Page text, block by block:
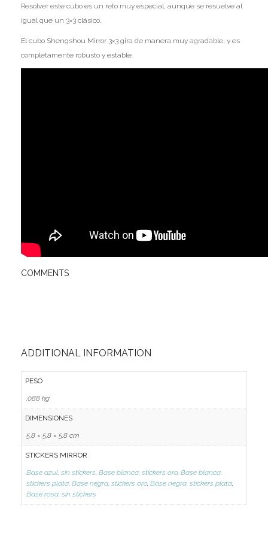
Stickers
Resolver este cubo es un reto muy especial, aunque se resuelve al
igual que un 3×3 clásico.
El cubo Shengshou Mirror 3×3 gira de manera muy agradable, y es
completamente robusto y estable.
COMMENTS
ADDITIONAL INFORMATION
PESO
.088 kg
DIMENSIONES
5.8 × 5.8 × 5.8 cm
STICKERS MIRROR
Base azul, sin stickers Base blanca, stickers oro, Base blanca,
stickers plata Base negra, stickers oro, Base negra, stickers plata
Base rosa, sin stickers